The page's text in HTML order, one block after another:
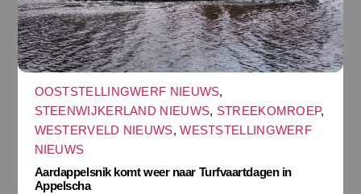
OOSTSTELLINGWERF NIEUWS,
STEENWIJKERLAND NIEUWS, STREEKOMROEP,
WESTERVELD NIEUWS,WESTSTELLINGWERF
NIEUWS
Aardappelsnik komt weer naar Turfvaartdagen in
Appelscha